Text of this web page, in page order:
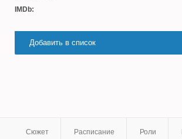
IMDb:
Добавить в список
Сюжет Расписание Роли